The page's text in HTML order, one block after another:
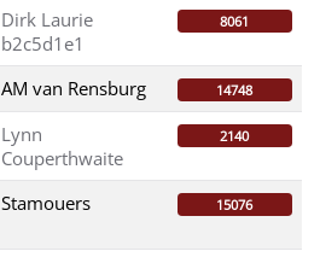
Dirk Laurie
b2c5d1e1
8061
AM van Rensburg 14748
Lynn
Couperthwaite
2140
Stamouers 15076